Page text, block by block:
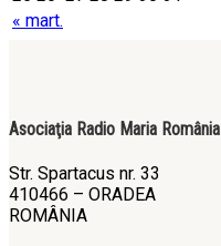
« mart.
Asociaţia Radio Maria România
Str. Spartacus nr. 33
410466 – ORADEA
ROMÂNIA